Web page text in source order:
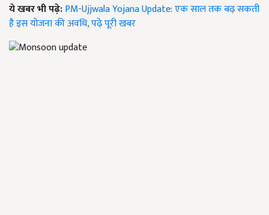
ये खबर भी पढ़े:PM-Ujjwala Yojana Update: एक साल तक बढ़ सकती
है इस योजना की अवधि, पढ़े पूरी खबर